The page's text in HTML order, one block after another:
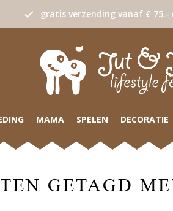
gratis verzending vanaf € 75.-
MAMA SPELEN DECORATIE
GETAGD